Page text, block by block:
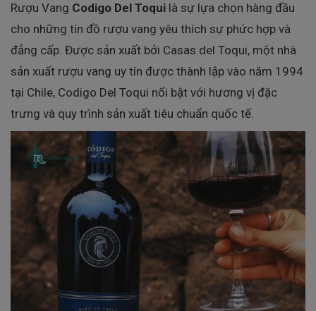
Rượu Vang Codigo Del Toqui là sự lựa chọn hàng đầu
cho những tín đồ rượu vang yêu thích sự phức hợp và
đẳng cấp. Được sản xuất bởi Casas del Toqui, một nhà
sản xuất rượu vang uy tín được thành lập vào năm 1994
tại Chile, Codigo Del Toqui nổi bật với hương vị đặc
trưng và quy trình sản xuất tiêu chuẩn quốc tế.